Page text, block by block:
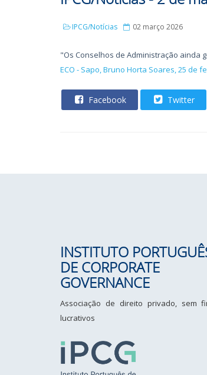
IPCG/Notícias 02 março 2026
"Os Conselhos de Administração ainda
ECO - Sapo, Bruno Horta Soares, 25 de
Facebook Twitter
INSTITUTO
DE CORPORATE
GOVERNANCE
Associação de direito privado, sem
lucrativos